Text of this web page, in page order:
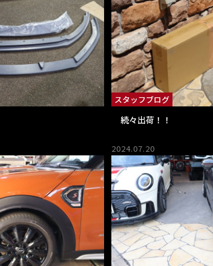
スタッフブログ
続々出荷！！
2024.07.20